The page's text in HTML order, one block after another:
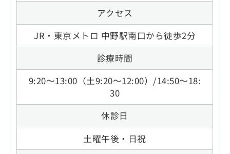
アクセス
JR・東京メトロ 中野駅南口から徒歩2分
診療時間
9:20～13:00（土9:20～12:00）/14:50～18:
30
休診日
土曜午後・日祝